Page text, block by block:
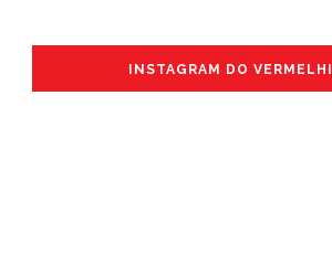
INSTAGRAM DO